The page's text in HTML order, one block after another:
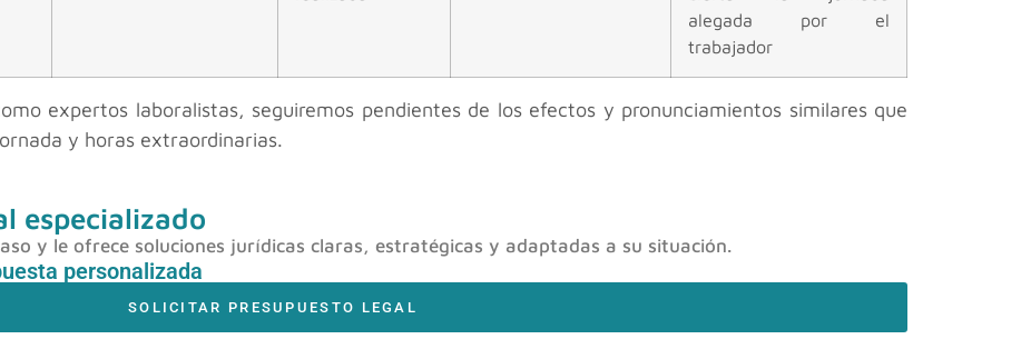
alegada por el
trabajador
expertos laboralistas, seguiremos pendientes de los efectos y pronunciamientos similares que
y horas extraordinarias.
especializado
y le ofrece soluciones jurídicas claras, estratégicas y adaptadas a su situación.
personalizada
SOLICITAR PRESUPUESTO LEGAL